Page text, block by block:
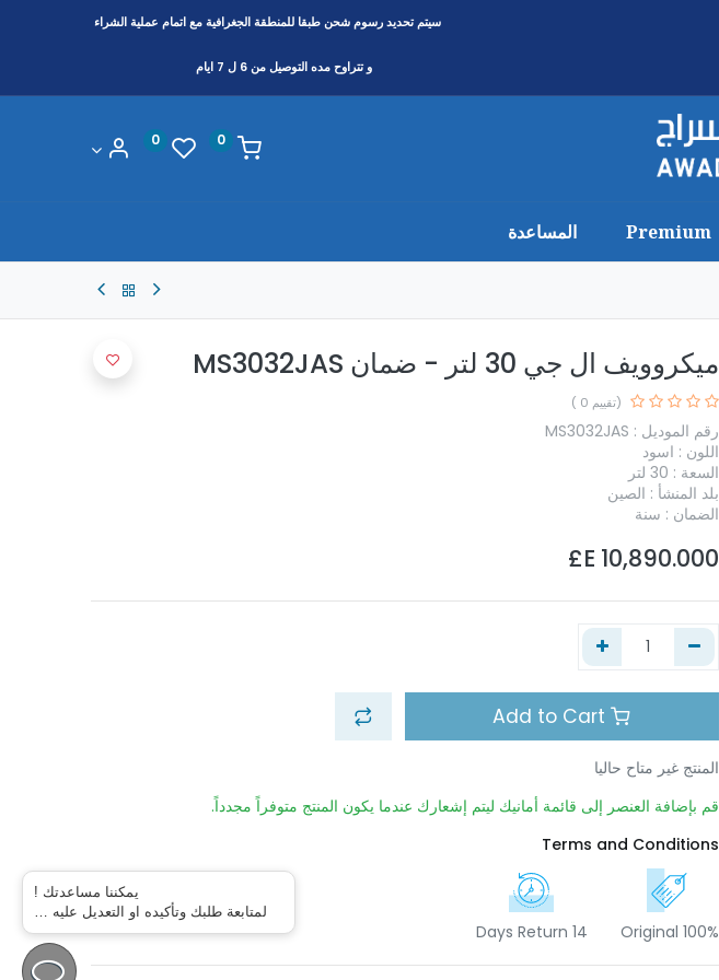
سيتم تحديد رسوم شحن طبقاللمنطقةالجغرافية مع اتمام عملية الشراء
و تتراوح مده التوصيل من 6 ل 7 ايام
0
0
Premium المساعدة
ميكروويف ال جي 30 لتر - ضمان MS3032JAS
(تقييم 0 )
رقم الموديل : MS3032JAS
اللون : اسود
السعة : 30 لتر
بلد المنشأ : الصين
الضمان : سنة
10,890.000
Add to Cart
المنتج غير متاح حاليا
قم بإضافة العنصر إلى قائمة أمانيك ليتم إشعارك عندما يكون المنتج متوفراً مجدداً.
Terms and Conditions
100% Original
14 Days Return
يمكننا مساعدتك !
لمتابعة طلبك وتأكيده او التعديل عليه …